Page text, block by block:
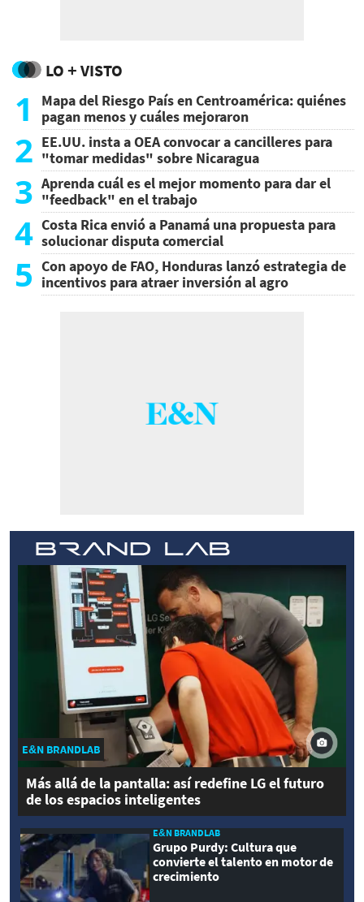
LO + VISTO
1
Mapa del Riesgo País en Centroamérica: quiénes
pagan menos y cuáles mejoraron
2 EE.UU. insta a OEA convocar a cancilleres para
"tomar medidas" sobre Nicaragua
3 Aprenda cuál es el mejor momento para dar el
"feedback" en el trabajo
4 Costa Rica envió a Panamá una propuesta para
solucionar disputa comercial
5 Con apoyo de FAO, Honduras lanzó estrategia de
incentivos para atraer inversión al agro
E&N BRANDLAB
Más allá de la pantalla: así redefine LG el futuro
de los espacios inteligentes
E&N BRANDLAB
Grupo Purdy: Cultura que
convierte el talento en motor de
crecimiento